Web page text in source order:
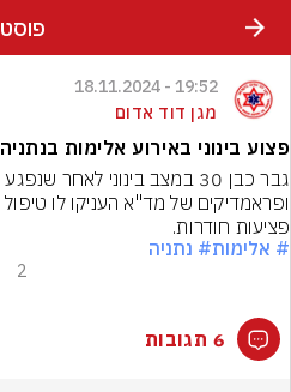
פוסט
19:52 - 18.11.2024
מגן דוד אדום
פצוע בינוני באירוע אלימות בנתניה
פציעות חודרות.
# אלימות# נתניה
2
6 תגובות